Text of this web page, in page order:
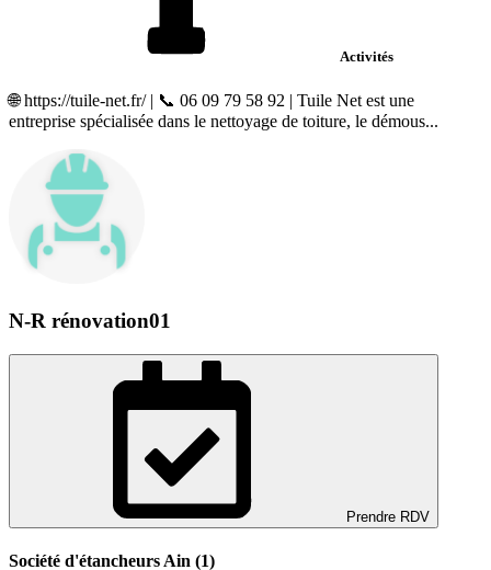
Activités
🌐 https://tuile-net.fr/ | 📞 06 09 79 58 92 | Tuile Net est une
entreprise spécialisée dans le nettoyage de toiture, le démous...
N-R rénovation01
Prendre RDV
Société d'étancheurs Ain (1)